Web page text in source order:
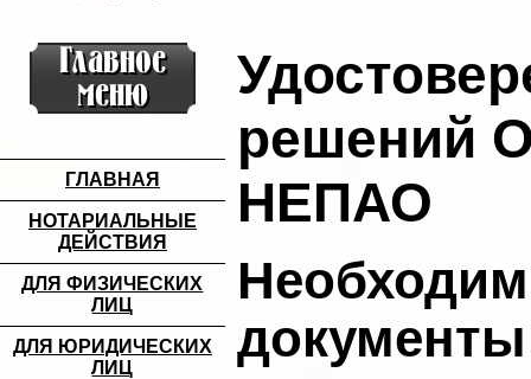
Главное
меню
ГЛАВНАЯ
НОТАРИАЛЬНЫЕ
ДЕЙСТВИЯ
ДЛЯ ФИЗИЧЕСКИХ
ЛИЦ
ДЛЯ ЮРИДИЧЕСКИХ
ЛИЦ
решений
НЕПАО
документы